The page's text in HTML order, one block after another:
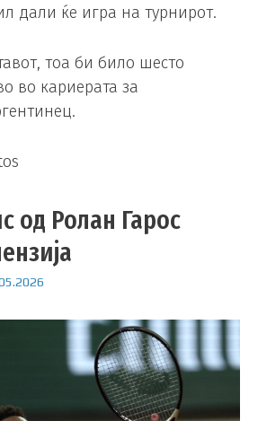
дали ќе игра на турнирот.
тоа би било шесто
во кариерата за
од Ролан Гарос